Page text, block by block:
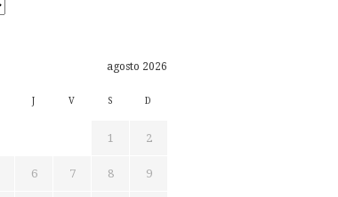
agosto 2026
J V S D
1 2
6 7 8 9